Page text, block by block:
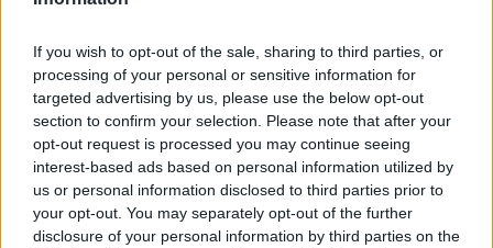
If you wish to opt-out of the sale, sharing to third parties, or
processing of your personal or sensitive information for
targeted advertising by us, please use the below opt-out
section to confirm your selection. Please note that after your
opt-out request is processed you may continue seeing
interest-based ads based on personal information utilized by
us or personal information disclosed to third parties prior to
your opt-out. You may separately opt-out of the further
disclosure of your personal information by third parties on the
Πηγή: ΑΠΕ-ΜΠΕ
Ακολουθήστε το OLAFAQ
στο Google News